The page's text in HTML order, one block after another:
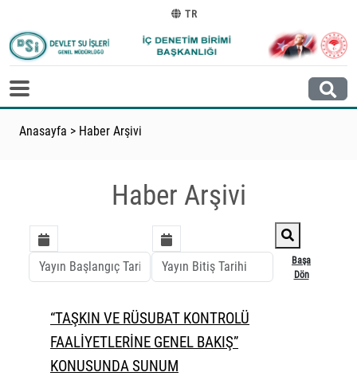
TR
Anasayfa > Haber Arşivi
Haber Arşivi
Başa
Dön
“TAŞKIN VE RÜSUBAT KONTROLÜ
FAALİYETLERİNE GENEL BAKIŞ”
KONUSUNDA SUNUM